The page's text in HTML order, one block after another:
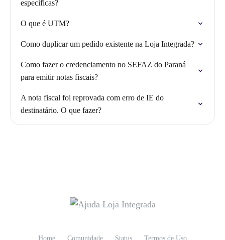
específicas?
O que é UTM?
Como duplicar um pedido existente na Loja Integrada?
Como fazer o credenciamento no SEFAZ do Paraná
para emitir notas fiscais?
A nota fiscal foi reprovada com erro de IE do
destinatário. O que fazer?
Home Comunidade Status Termos de Uso